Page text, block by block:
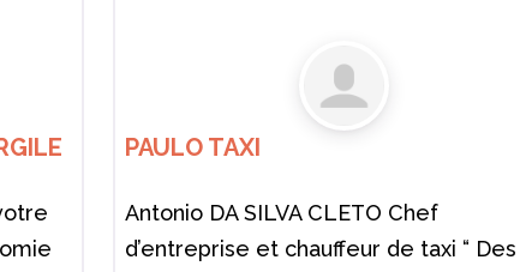
PAULO TAXI
Antonio DA SILVA CLETO Chef
d’entreprise et chauffeur de taxi “ Des